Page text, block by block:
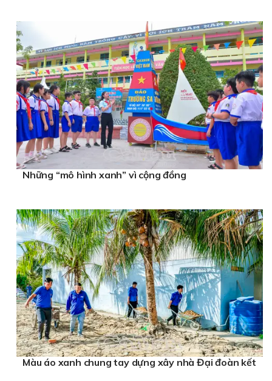
Những “mô hình xanh” vì cộng đồng
Màu áo xanh chung tay dựng xây nhà Đại đoàn kết